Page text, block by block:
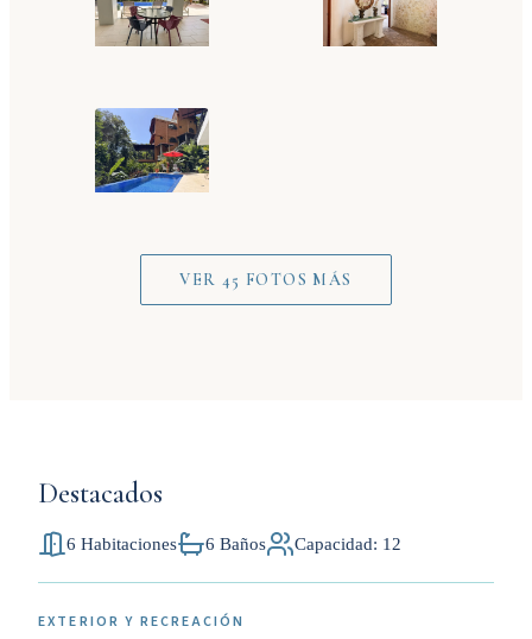
VER 45 FOTOS MÁS
Destacados
6 Habitaciones 6 Baños Capacidad: 12
EXTERIOR Y RECREACIÓN